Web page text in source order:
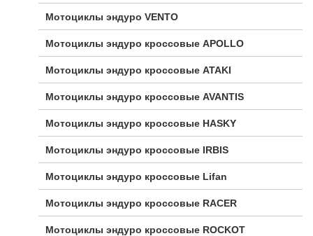
Мотоциклы эндуро VENTO
Мотоциклы эндуро кроссовые APOLLO
Мотоциклы эндуро кроссовые ATAKI
Мотоциклы эндуро кроссовые AVANTIS
Мотоциклы эндуро кроссовые HASKY
Мотоциклы эндуро кроссовые IRBIS
Мотоциклы эндуро кроссовые Lifan
Мотоциклы эндуро кроссовые RACER
Мотоциклы эндуро кроссовые ROCKOT